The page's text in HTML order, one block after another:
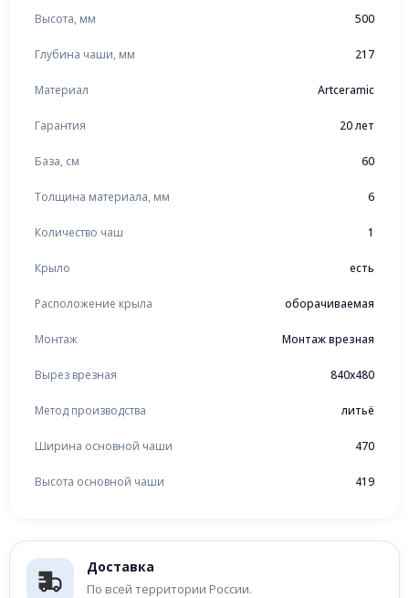
Доставка
По всей территории России.
Высота, мм 500
Глубина чаши, мм 217
Материал Artceramic
Гарантия 20 лет
База, см 60
Толщина материала, мм 6
Количество чаш 1
Крыло есть
Расположение крыла оборачиваемая
Монтаж Монтаж врезная
Вырез врезная 840x480
Метод производства литьё
Ширина основной чаши 470
Высота основной чаши 419